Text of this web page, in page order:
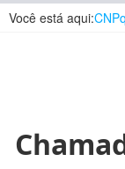
Você está aqui:CNPq